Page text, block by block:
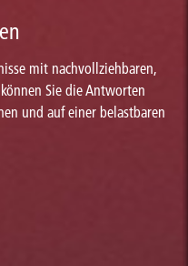
mit nachvollziehbaren,
Sie die Antworten
und auf einer belastbaren